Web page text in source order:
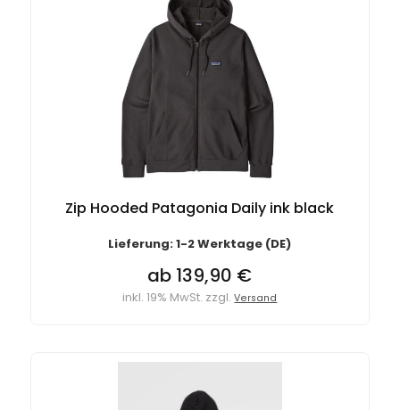
Zip Hooded Patagonia Daily ink black
Lieferung: 1-2 Werktage (DE)
ab 139,90 €
inkl. 19% MwSt. zzgl.Versand